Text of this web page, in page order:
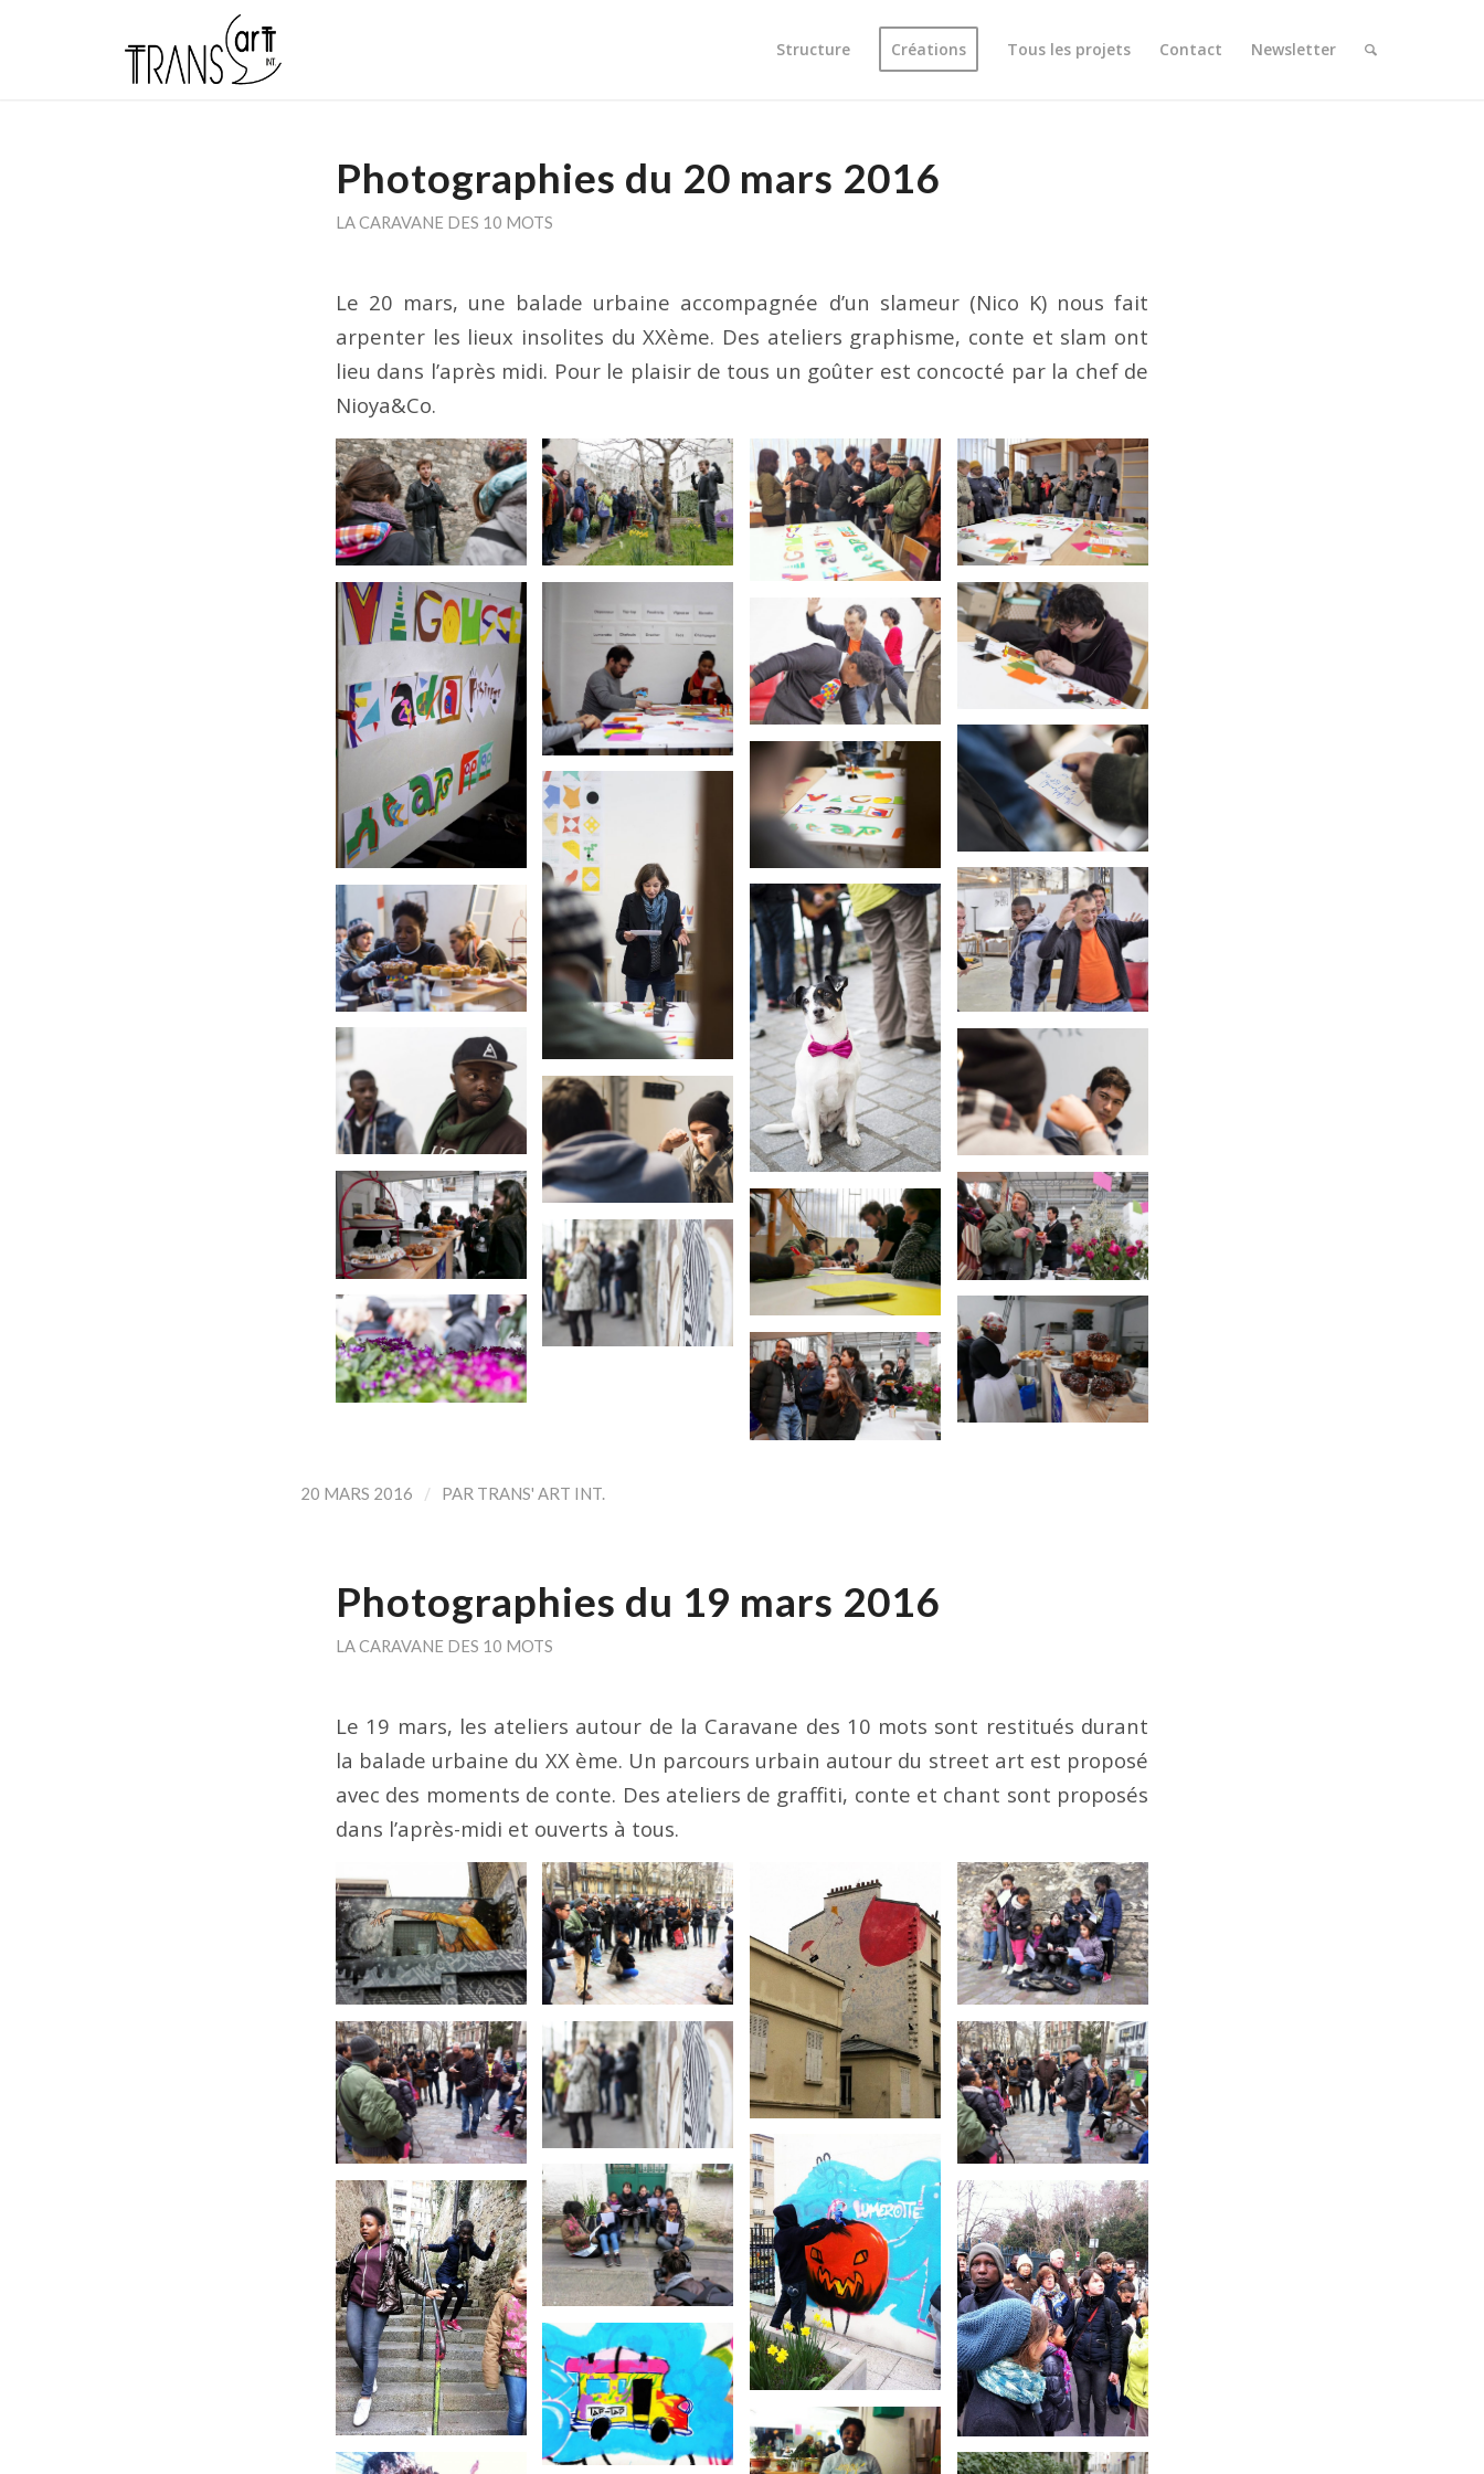
Structure Créations Tous les projets Contact Newsletter
Photographies du 20 mars 2016
LA CARAVANE DES 10 MOTS
Le 20 mars, une balade urbaine accompagnée d’un slameur (Nico K) nous fait
arpenter les lieux insolites du XXème. Des ateliers graphisme, conte et slam ont
lieu dans l’après midi. Pour le plaisir de tous un goûter est concocté par la chef de
Nioya&Co.
20 MARS 2016 / PAR TRANS' ART INT.
Photographies du 19 mars 2016
LA CARAVANE DES 10 MOTS
Le 19 mars, les ateliers autour de la Caravane des 10 mots sont restitués durant
la balade urbaine du XX ème. Un parcours urbain autour du street art est proposé
avec des moments de conte. Des ateliers de graffiti, conte et chant sont proposés
dans l’après-midi et ouverts à tous.